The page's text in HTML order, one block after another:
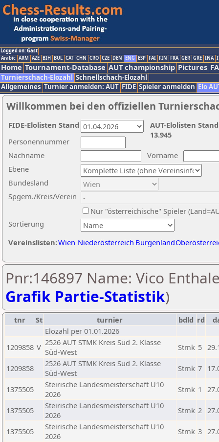
Logged on: Gast
Arabic ARM AZE BIH BUL CAT CHN CRO CZE DEN ENG ESP FAI FIN FRA GER GRE INA
Home Tournament-Database AUT championship Pictures
Turnierschach-Elozahl Schnellschach-Elozahl
Allgemeines Turnier anmelden: AUT FIDE Spieler anmelden Elo
Willkommen bei den offiziellen
Nachname
Vorname
Ebene
Sortierung
Personennummer
Bundesland
Spgem./Kreis/Verein
Nur "österreichische" Spieler
Vereinslisten:Wien Niederösterreich Burgenland
AUT-Elolisten
13.945
FIDE-Elolisten Stand
Pnr:146897 Name: Vico
Grafik Partie-Statistik)
tnr St turnier bdld rd
Elozahl per 01.01.2026
1209858 V 2526 AUT STMK Kreis Süd 2. Klasse
Süd-West
Stmk 5
1209858
2526 AUT STMK Kreis Süd 2. Klasse
Süd-West
Stmk 7
1375505
Steirische Landesmeisterschaft U10
2026
Stmk 1
1375505
Steirische Landesmeisterschaft U10
2026
Stmk 2
1375505
Steirische Landesmeisterschaft U10
2026
Stmk 3